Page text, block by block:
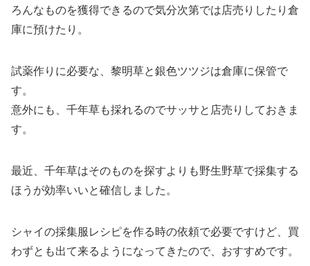
ろんなものを獲得できるので気分次第では店売りしたり倉
庫に預けたり。
試薬作りに必要な、黎明草と銀色ツツジは倉庫に保管で
す。
意外にも、千年草も採れるのでサッサと店売りしておきま
す。
最近、千年草はそのものを探すよりも野生野草で採集する
ほうが効率いいと確信しました。
シャイの採集服レシピを作る時の依頼で必要ですけど、買
わずとも出て来るようになってきたので、おすすめです。